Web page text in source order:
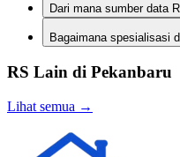
Dari mana sumber data
Bagaimana spesialisasi
RS Lain di Pekanbaru
Lihat semua →